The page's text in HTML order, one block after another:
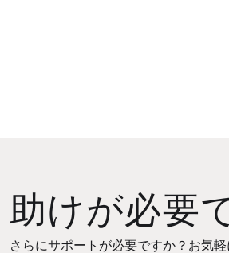
助けが必要
さらにサポートが必要ですか？お気